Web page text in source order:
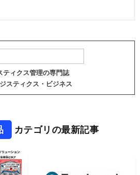
ティクス管理の専門誌
スティクス・ビジネス
カテゴリの最新記事